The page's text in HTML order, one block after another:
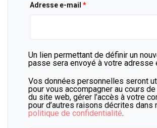
Adresse e-mail *Obligatoire
Un lien permettant de définir un
passe sera envoyé à votre adresse
Vos données personnelles seront
pour vous accompagner au cours
du site web, gérer l’accès à votre
pour d’autres raisons décrites dans
politique de confidentialité.